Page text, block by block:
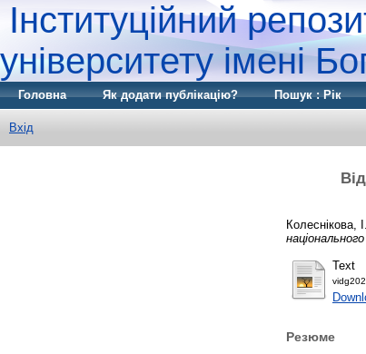
Інституційний
університету імені
Головна Як додати публікацію? Пошук : Рік
Вхід
Колеснікова,
Text
Резюме